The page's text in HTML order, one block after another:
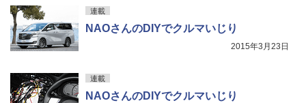
連載
NAOさんのDIYでクルマいじり
2015年3月23日
連載
NAOさんのDIYでクルマいじり